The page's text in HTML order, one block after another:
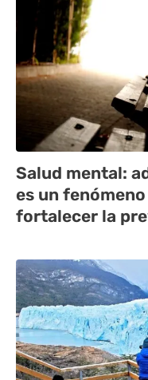
Salud mental:
es un
fortalecer la